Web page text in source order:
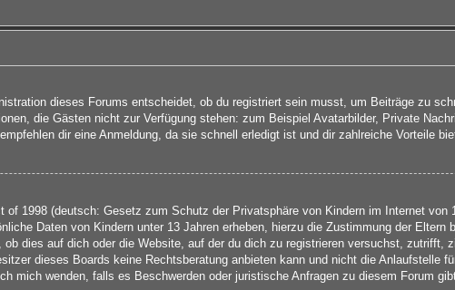
dieses Forums entscheidet, ob du registriert sein musst, um Beiträge zu
die Gästen nicht zur Verfügung stehen: zum Beispiel Avatarbilder, Private
dir eine Anmeldung, da sie schnell erledigt ist und dir zahlreiche Vorteile
of 1998 (deutsch: Gesetz zum Schutz der Privatsphäre von Kindern im Internet von
Daten von Kindern unter 13 Jahren erheben, hierzu die Zustimmung der Eltern
dies auf dich oder die Website, auf der du dich zu registrieren versuchst, zutrifft,
dieses Boards keine Rechtsberatung anbieten kann und nicht die Anlaufstelle
mich wenden, falls es Beschwerden oder juristische Anfragen zu diesem Forum